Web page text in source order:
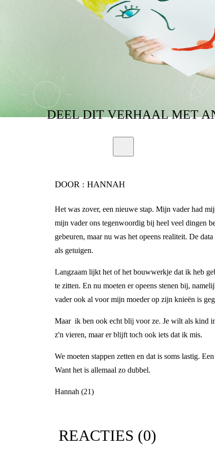
DEELDIT VERHAALMET
DOOR : HANNAH
Het was zover, een nieuwe stap. Mijn vader had
mijn vader ons tegenwoordig bij heel veel dingen
gebeuren, maar nu was het opeens realiteit. De
als getuigen.
Langzaam lijkt het of het bouwwerkje dat ik heb
te zitten. En nu moeten er opeens stenen bij,
vader ook al voor mijn moeder op zijn knieën is
Maar ik ben ook echt blij voor ze. Je wilt als kind
z'n vieren, maar er blijft toch ook iets dat ik mis.
We moeten stappen zetten en dat is soms lastig.
Want het is allemaal zo dubbel.
Hannah (21)
REACTIES (0)